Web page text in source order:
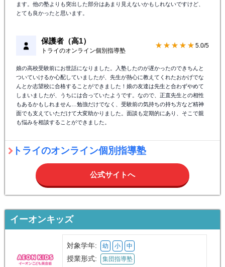
ます。他の塾よりも突出した部分はあまり見えないかもしれないですけど、
とても良かったと思います。
保護者（高1）
トライのオンライン個別指導塾
★★★★★ 5.0/5
娘の高校受験前にお世話になりました。入塾したのが遅かったのできちんと
ついていけるか心配していましたが、先生が熱心に教えてくれたおかげでな
んとか志望校に合格することができました！娘の友達は先生と合わずやめて
しまいましたが、うちには合っていたようです。なので、正直先生との相性
もあるかもしれません…勉強だけでなく、受験前の気持ちの持ち方など精神
面でも支えていただけて大変助かりました。面談も定期的にあり、そこで親
も悩みを相談することができました。
トライのオンライン個別指導塾
公式サイトへ
イーオンキッズ
対象学年: 幼 小 中
授業形式: 集団指導塾